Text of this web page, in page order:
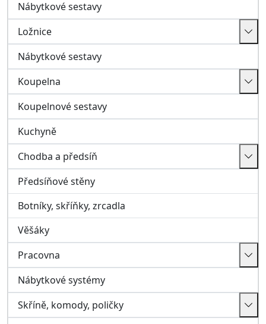
Předsíňové stěny
Botníky, skříňky, zrcadla
Věšáky
Pracovna
Nábytkové systémy
Skříně, komody, poličky
Skříně, regály, vitríny
Poličky, závěsné skříňky
Komody, truhly
Matrace a rošty
Matrace
Rošty
Bar, Zahrada, Ostatní